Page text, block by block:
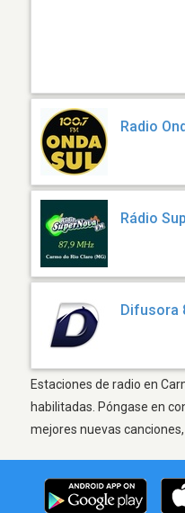
Radio
Rádio
Difusora
Estaciones de radio en
habilitadas. Póngase en
mejores nuevas